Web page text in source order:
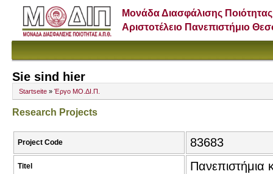
Μονάδα Διασφάλισης Ποιότητας
Αριστοτέλειο Πανεπιστήμιο
Sie sind hier
Startseite » Έργο ΜΟ.ΔΙ.Π.
Research Projects
Project Code 83683
Titel Πανεπιστήμια